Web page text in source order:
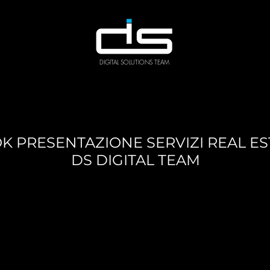
DIGITAL SOLUTIONS TEAM
PRESENTAZIONE SERVIZI REAL
DS DIGITAL TEAM